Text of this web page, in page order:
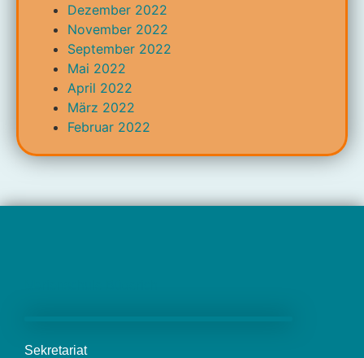
Dezember 2022
November 2022
September 2022
Mai 2022
April 2022
März 2022
Februar 2022
Sekretariat